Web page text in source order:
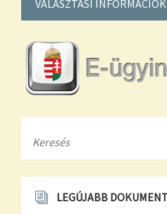
VÁLASZTÁSI INFORMÁCIÓK
LEGÚJABB